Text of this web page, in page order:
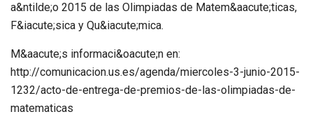
a&ntilde;o 2015 de las Olimpiadas de Matem&aacute;ticas,
F&iacute;sica y Qu&iacute;mica.
M&aacute;s informaci&oacute;n en:
http://comunicacion.us.es/agenda/miercoles-3-junio-2015-
1232/acto-de-entrega-de-premios-de-las-olimpiadas-de-
matematicas